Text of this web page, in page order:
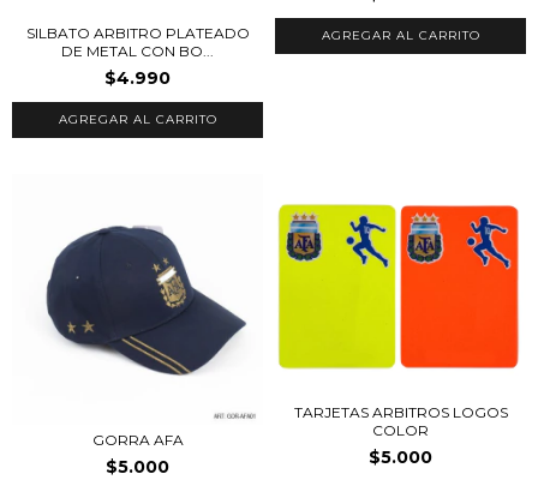
SILBATO ARBITRO PLATEADO
DE METAL CON BO...
$4.990
AGREGAR AL CARRITO
GORRA AFA
$5.000
TARJETAS ARBITROS LOGOS
COLOR
$5.000